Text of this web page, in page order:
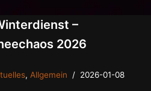
–
2026
, Allgemein 2026-01-08